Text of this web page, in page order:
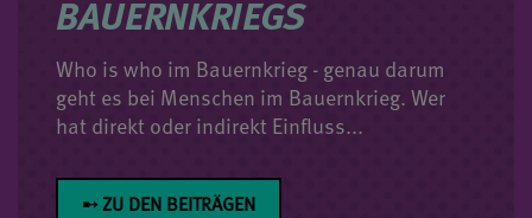
BAUERNKRIEGS
Who is who im Bauernkrieg - genau darum
geht es bei Menschen im Bauernkrieg. Wer
hat direkt oder indirekt Einfluss...
➸ ZU DEN BEITRÄGEN